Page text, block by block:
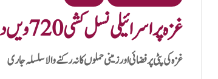
غزہ پر اسرائیلی نسل کشی 720 ویں دن بھی جاری، ہزاروں شہداء اور لاپتہ افراد
غزہ کی پٹی پر فضائی اور زمینی حملوں کا نہ رکنے والا سلسلہ جاری